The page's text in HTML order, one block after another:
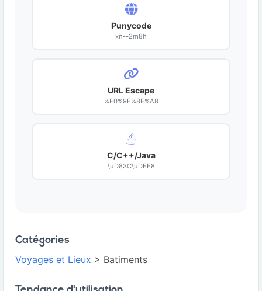
Punycode
xn--2m8h
URL Escape
%F0%9F%8F%A8
C/C++/Java
\uD83C\uDFE8
Catégories
Voyages et Lieux > Batiments